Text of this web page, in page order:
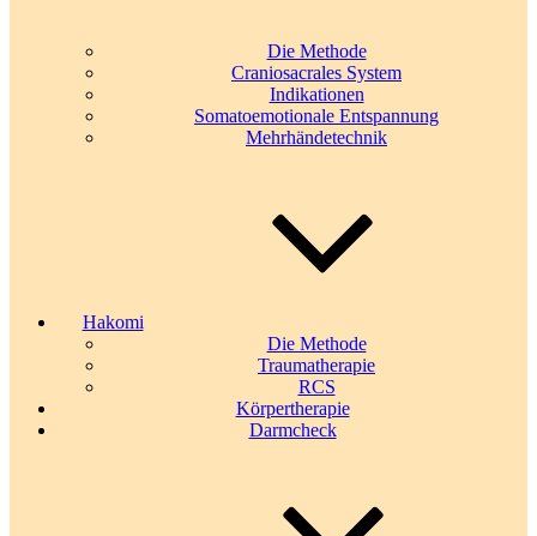
Die Methode
Craniosacrales System
Indikationen
Somatoemotionale Entspannung
Mehrhändetechnik
Hakomi
Die Methode
Traumatherapie
RCS
Körpertherapie
Darmcheck